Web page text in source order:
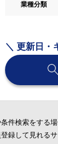
業種分類
＼ 更新日・
件検索をする
録して見れる